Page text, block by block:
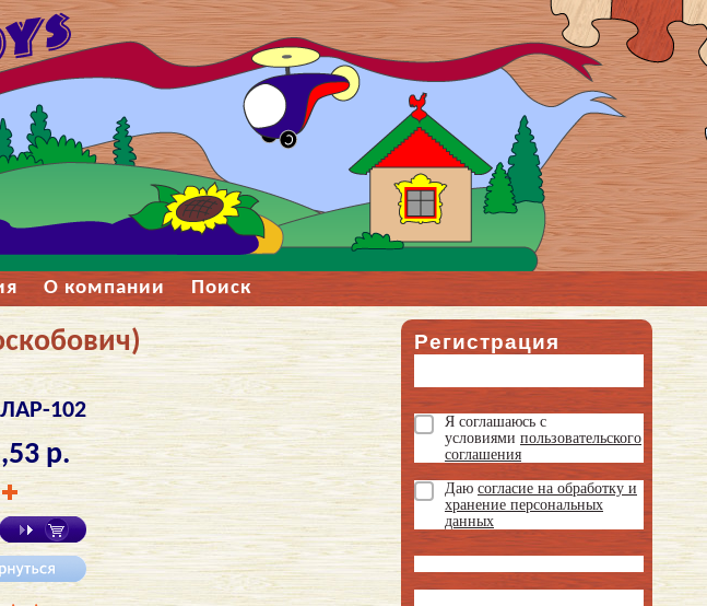
О компании Поиск
ЛАР-102
р.
Регистрация
Я соглашаюсь с
условиями пользовательского
соглашения
Даю согласие на обработку и
хранение персональных
данных